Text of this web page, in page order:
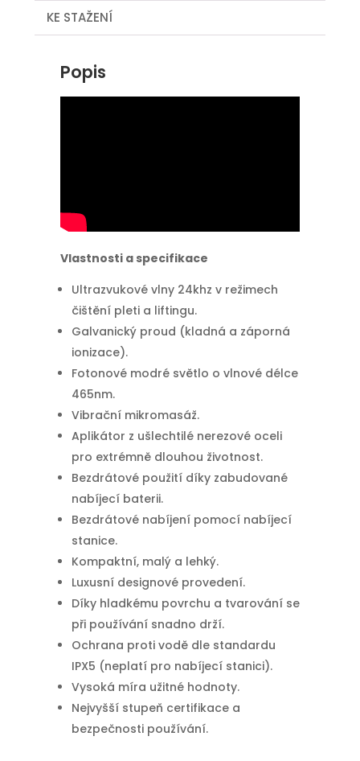
KE STAŽENÍ
Popis
Vlastnosti a specifikace
Ultrazvukové vlny 24khz v režimech
čištění pleti a liftingu.
Galvanický proud (kladná a záporná
ionizace).
Fotonové modré světlo o vlnové délce
465nm.
Vibrační mikromasáž.
Aplikátor z ušlechtilé nerezové oceli
pro extrémně dlouhou životnost.
Bezdrátové použití díky zabudované
nabíjecí baterii.
Bezdrátové nabíjení pomocí nabíjecí
stanice.
Kompaktní, malý a lehký.
Luxusní designové provedení.
Díky hladkému povrchu a tvarování se
při používání snadno drží.
Ochrana proti vodě dle standardu
IPX5 (neplatí pro nabíjecí stanici).
Vysoká míra užitné hodnoty.
Nejvyšší stupeň certifikace a
bezpečnosti používání.